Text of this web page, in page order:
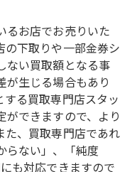
るお店でお売りいた
の下取りや一部金券シ
ない買取額となる事
が生じる場合もあり
る買取専門店スタッ
ができますので、より
た、買取専門店であれ
らない」、「純度
も対応できますので